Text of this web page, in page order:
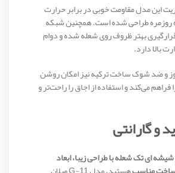
مدل مقاومت خوبی در برابر حرارت
روزمره طراحی شده است. همچنین شبکه
بهتر ظروف روی شعله شده و دوام
بالا دارد.
و ضد شوک ساخت ترکیه نیز امکان روشن
می‌کند و استفاده از اجاق را راحت‌تر و
و گارانتی
ای تک شعله با طراحی زیبا، ابعاد